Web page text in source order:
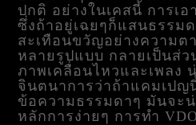
ปกติ อย่างในเคสนี้ การเ
ซึ่งถ้าอยู่เฉยๆก็แสนธรรม
สะเทือนขวัญอย่างความต
หลายรูปแบบ กลายเป็นส่ว
ภาพเคลื่อนไหวและเพลง
จินตนาการว่าถ้าแคมเป
ข้อความธรรมดาๆ มันจะ
หลักการง่ายๆ การทำ